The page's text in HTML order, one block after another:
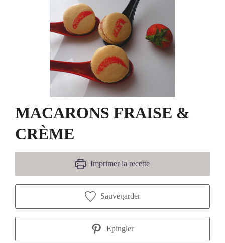
MACARONS FRAISE &
CRÈME
Imprimer la recette
Sauvegarder
Epingler